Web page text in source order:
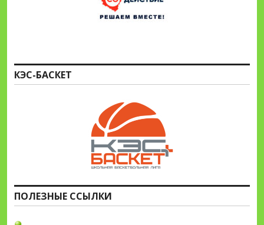
КЭС-БАСКЕТ
ПОЛЕЗНЫЕ ССЫЛКИ